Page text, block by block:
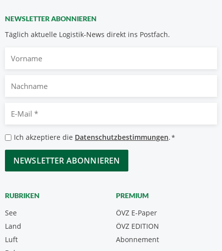
NEWSLETTER ABONNIEREN
Täglich aktuelle Logistik-News direkt ins Postfach.
Nachname
Mail
*
Datenschutzbestimmungen
*
Ich akzeptiere die Datenschutzbestimmungen.*
CAPTCHA
RUBRIKEN
See
Land
Luft
PREMIUM
ÖVZ E-Paper
Abonnement
ÖVZ EDITION